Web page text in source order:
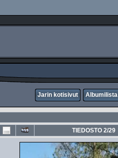
Jarin kotisivut Albumilista
TIEDOSTO 2/29